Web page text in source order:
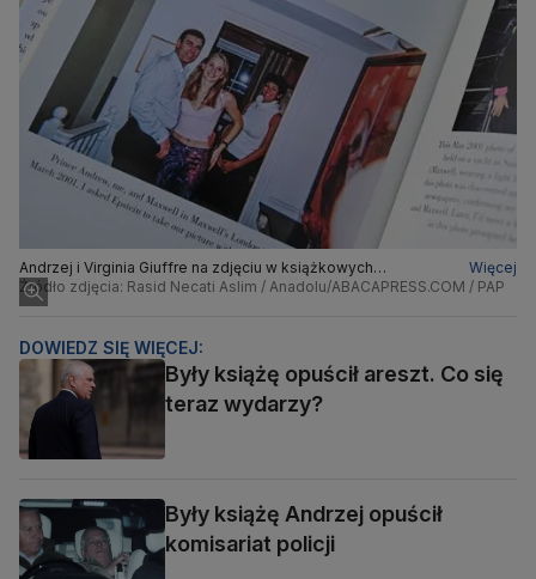
Andrzej i Virginia Giuffre na zdjęciu w książkowych
wspomnieniach Giuffre
Więcej
Źródło zdjęcia: Rasid Necati Aslim / Anadolu/ABACAPRESS.COM / PAP
DOWIEDZ SIĘ WIĘCEJ:
Były książę opuścił areszt. Co się
teraz wydarzy?
Były książę Andrzej opuścił
komisariat policji